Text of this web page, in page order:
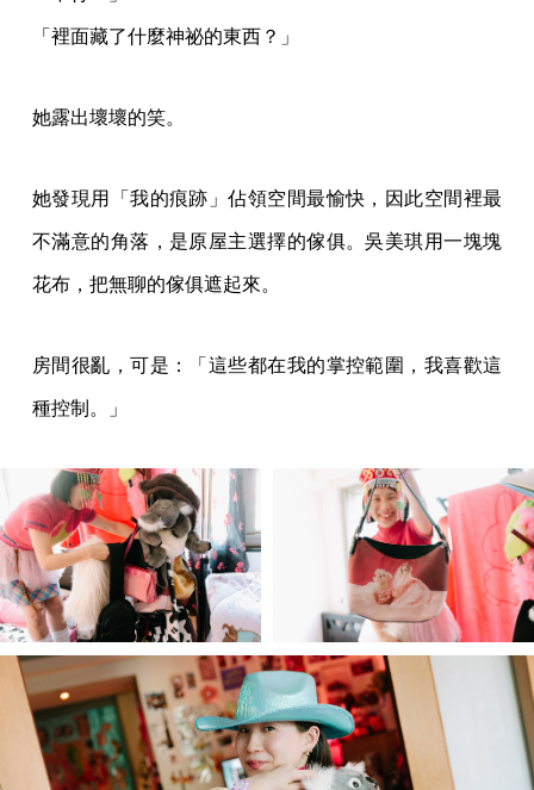
「裡面藏了什麼神祕的東西？」
她露出壞壞的笑。
她發現用「我的痕跡」佔領空間最愉快，因此空間裡最
不滿意的角落，是原屋主選擇的傢俱。吳美琪用一塊塊
花布，把無聊的傢俱遮起來。
房間很亂，可是：「這些都在我的掌控範圍，我喜歡這
種控制。」